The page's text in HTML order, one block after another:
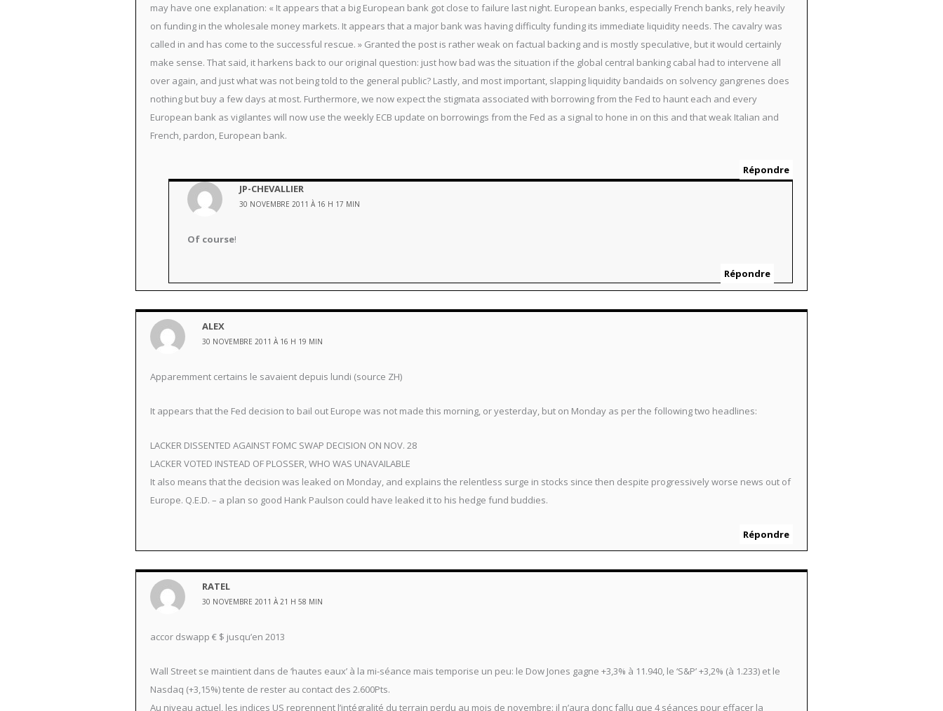
may have one explanation: « It appears that a big European bank got close to failure last night. European banks, especially French banks, rely heavily
on funding in the wholesale money markets. It appears that a major bank was having difficulty funding its immediate liquidity needs. The cavalry was
called in and has come to the successful rescue. » Granted the post is rather weak on factual backing and is mostly speculative, but it would certainly
make sense. That said, it harkens back to our original question: just how bad was the situation if the global central banking cabal had to intervene all
over again, and just what was not being told to the general public? Lastly, and most important, slapping liquidity bandaids on solvency gangrenes does
nothing but buy a few days at most. Furthermore, we now expect the stigmata associated with borrowing from the Fed to haunt each and every
European bank as vigilantes will now use the weekly ECB update on borrowings from the Fed as a signal to hone in on this and that weak Italian and
French, pardon, European bank.
Répondre
JP-CHEVALLIER
30 NOVEMBRE 2011 À 16 H 17 MIN
Of course!
Répondre
ALEX
30 NOVEMBRE 2011 À 16 H 19 MIN
Apparemment certains le savaient depuis lundi (source ZH)
It appears that the Fed decision to bail out Europe was not made this morning, or yesterday, but on Monday as per the following two headlines:
LACKER DISSENTED AGAINST FOMC SWAP DECISION ON NOV. 28
LACKER VOTED INSTEAD OF PLOSSER, WHO WAS UNAVAILABLE
It also means that the decision was leaked on Monday, and explains the relentless surge in stocks since then despite progressively worse news out of
Europe. Q.E.D. – a plan so good Hank Paulson could have leaked it to his hedge fund buddies.
Répondre
RATEL
30 NOVEMBRE 2011 À 21 H 58 MIN
accor dswapp € $ jusqu’en 2013
Wall Street se maintient dans de ‘hautes eaux’ à la mi-séance mais temporise un peu: le Dow Jones gagne +3,3% à 11.940, le ‘S&P’ +3,2% (à 1.233) et le
Nasdaq (+3,15%) tente de rester au contact des 2.600Pts.
Au niveau actuel, les indices US reprennent l’intégralité du terrain perdu au mois de novembre: il n’aura donc fallu que 4 séances pour effacer la